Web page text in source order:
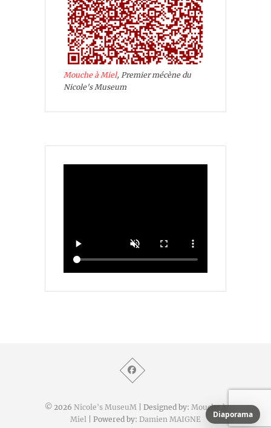
Mouche à Miel, Premier mécène du
Nicole's Museum
© 2026 Nicole's MuseuM | Designed by: Mouche à
Miel | Powered by: Damien MAIGNE Diaporama